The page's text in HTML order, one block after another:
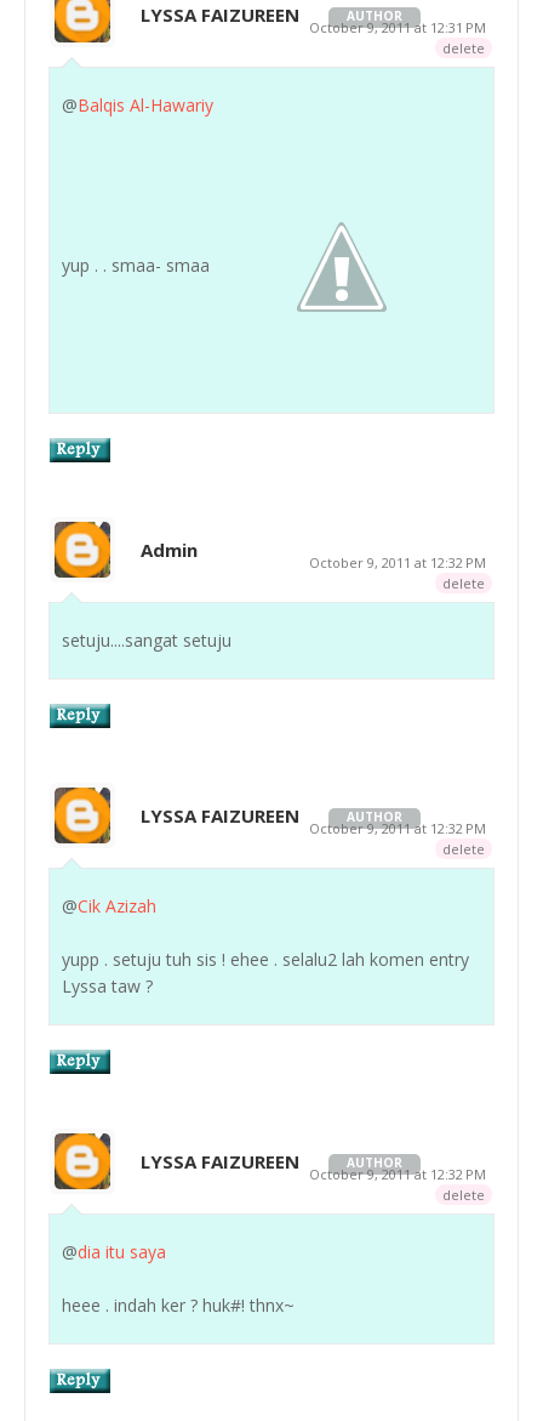
LYSSA FAIZUREEN AUTHOR
October 9, 2011 at 12:31 PM
delete
@Balqis Al-Hawariy
yup . . smaa- smaa
Admin
October 9, 2011 at 12:32 PM
delete
setuju....sangat setuju
LYSSA FAIZUREEN AUTHOR
October 9, 2011 at 12:32 PM
delete
@Cik Azizah
yupp . setuju tuh sis ! ehee . selalu2 lah komen entry
Lyssa taw ?
LYSSA FAIZUREEN AUTHOR
October 9, 2011 at 12:32 PM
delete
@dia itu saya
heee . indah ker ? huk#! thnx~